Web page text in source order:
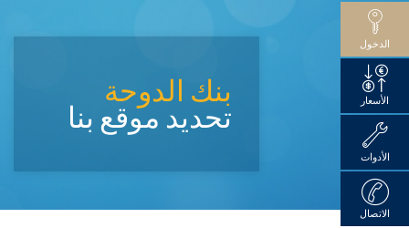
بنك الدوحة
تحديد موقع بنا
الدخول
الأسعار
الأدوات
الاتصال